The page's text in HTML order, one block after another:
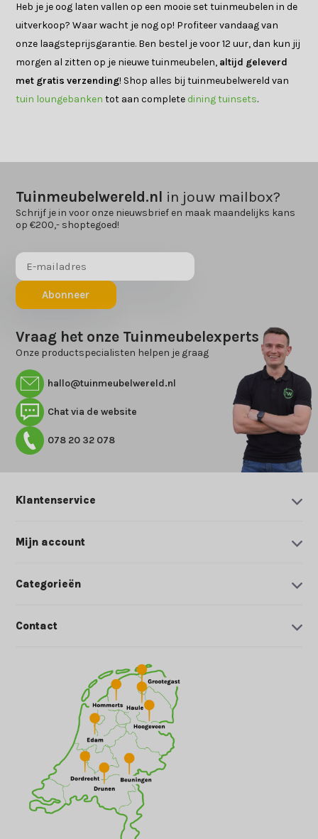
Heb je je oog laten vallen op een mooie set tuinmeubelen in de
uitverkoop? Waar wacht je nog op! Profiteer vandaag van
onze laagsteprijsgarantie. Ben bestel je voor 12 uur, dan kun jij
morgen al zitten op je nieuwe tuinmeubelen, altijd geleverd
met gratis verzending! Shop alles bij tuinmeubelwereld van
tuin loungebanken tot aan complete dining tuinsets.
Tuinmeubelwereld.nl in jouw mailbox?
Schrijf je in voor onze nieuwsbrief en maak maandelijks kans
op €200,- shoptegoed!
Abonneer
Vraag het onze Tuinmeubelexperts
Onze productspecialisten helpen je graag
hallo@tuinmeubelwereld.nl
Chat via de website
078 20 32 078
Klantenservice
Mijn account
Categorieën
Contact